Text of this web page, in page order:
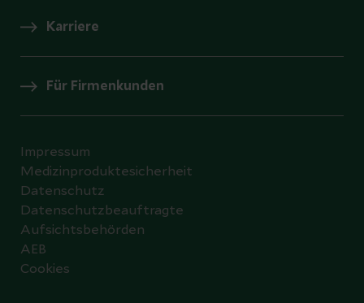
Karriere
Für Firmenkunden
Impressum
Medizinproduktesicherheit
Datenschutz
Datenschutzbeauftragte
Aufsichtsbehörden
AEB
Cookies